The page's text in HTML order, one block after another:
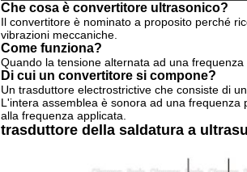
Che cosa è convertitore ultrasonico?
Il convertitore è nominato a proposito perché
vibrazioni meccaniche.
Come funziona?
Quando la tensione alternata ad una
Di cui un convertitore si compone?
Un trasduttore electrostrictive che consiste di
L'intera assemblea è sonora ad una
alla frequenza applicata.
trasduttore della saldatura a